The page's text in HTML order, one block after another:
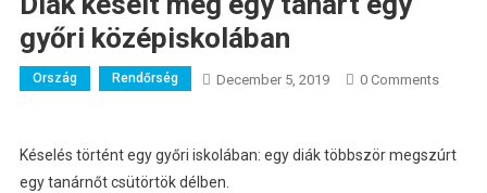
győri középiskolában
Ország Rendőrség December 5, 2019 0 Comments
Késelés történt egy győri iskolában: egy diák többször megszúrt
egy tanárnőt csütörtök délben.